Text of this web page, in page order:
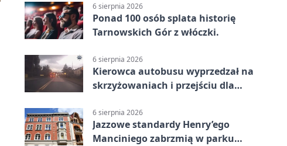
6 sierpnia 2026
Ponad 100 osób splata historię
Tarnowskich Gór z włóczki.
6 sierpnia 2026
Kierowca autobusu wyprzedzał na
skrzyżowaniach i przejściu dla
6 sierpnia 2026
Jazzowe standardy Henry’ego
Manciniego zabrzmią w parku